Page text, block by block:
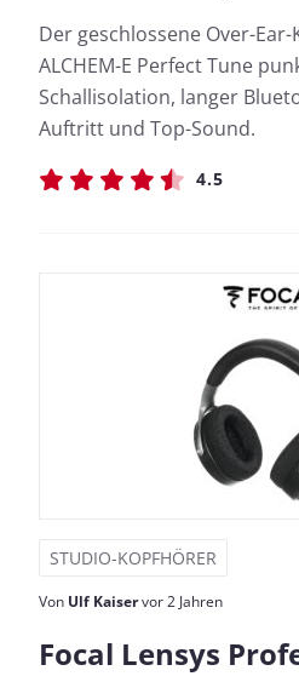
Der geschlossene Over-
ALCHEM-E Perfect Tune
Schallisolation, langer
Auftritt und Top-Sound.
4.5
STUDIO-KOPFHÖRER
Von Ulf Kaiservor 2 Jahren
Focal Lensys